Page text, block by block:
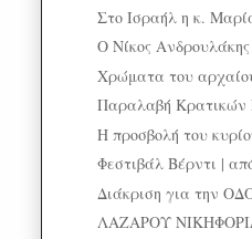
Στο Ισραήλ η κ.
Ο Νίκος
Χρώματα του
Παραλαβή Κρατικών
Η προσβολή του
Φεστιβάλ Βέρντι |
Διάκριση για την
ΛΑΖΑΡΟΥ